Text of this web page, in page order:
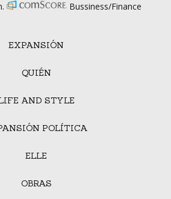
EXPANSIÓN
QUIÉN
AND STYLE
POLÍTICA
ELLE
OBRAS
Bussiness/Finance